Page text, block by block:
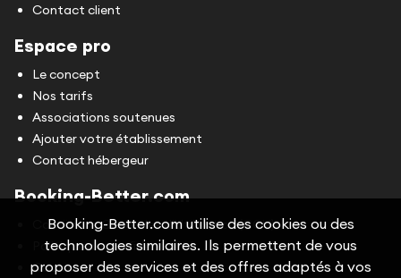
Contact client
Espace pro
Le concept
Nos tarifs
Associations soutenues
Ajouter votre établissement
Contact hébergeur
Booking-Better.com
Conditions Générales d'Utilisation (CGU)
Politique de confidentialité
Cookies
Booking-Better.com utilise des cookies ou des
technologies similaires. Ils permettent de vous
proposer des services et des offres adaptés à vos